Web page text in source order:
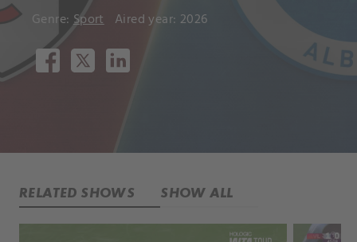
Genre: Sport Aired year: 2026
RELATED SHOWS SHOW ALL